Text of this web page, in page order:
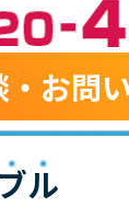
・お問
ル